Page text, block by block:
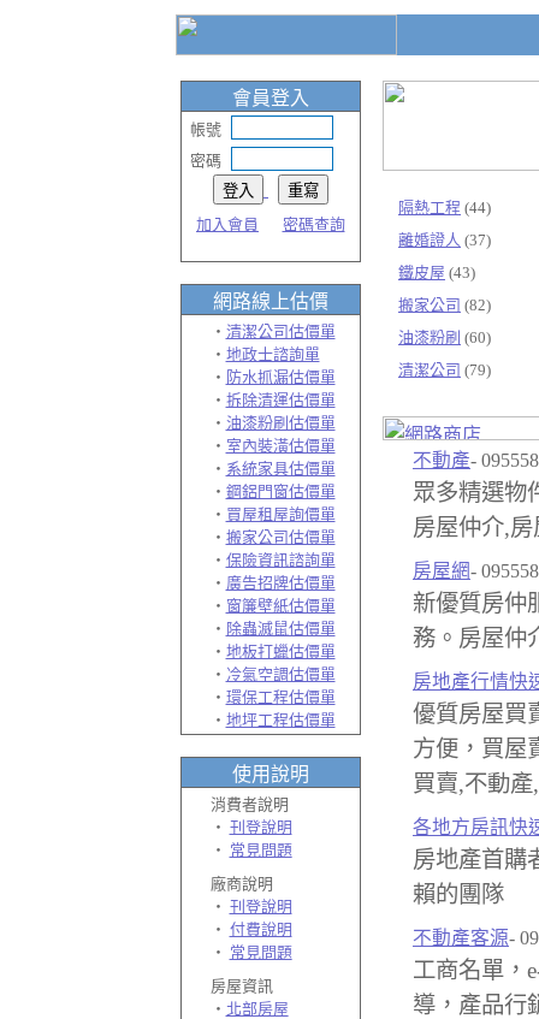
會員登入
帳號
密碼
加入會員 密碼查詢
網路線上估價
‧ 清潔公司估價單
‧ 地政士諮詢單
‧ 防水抓漏估價單
‧ 拆除清運估價單
‧ 油漆粉刷估價單
‧ 室內裝潢估價單
‧ 系統家具估價單
‧ 鋼鋁門窗估價單
‧ 買屋租屋詢價單
‧ 搬家公司估價單
‧ 保險資訊諮詢單
‧ 廣告招牌估價單
‧ 窗簾壁紙估價單
‧ 除蟲滅鼠估價單
‧ 地板打蠟估價單
‧ 冷氣空調估價單
‧ 環保工程估價單
‧ 地坪工程估價單
使用說明
消費者說明
‧ 刊登說明
‧ 常見問題
廠商說明
‧ 刊登說明
‧ 付費說明
‧ 常見問題
房屋資訊
‧ 北部房屋
隔熱工程 (44)
離婚證人 (37)
鐵皮屋 (43)
搬家公司 (82)
油漆粉刷 (60)
清潔公司 (79)
不動產-
眾多精選物
房屋仲介,
房屋網-
新優質房仲
務。房屋仲
房地產行情快
優質房屋買
方便，買屋
買賣,不動產
各地方房訊快
房地產首購
賴的團隊
不動產客源-
工商名單，
導，產品行